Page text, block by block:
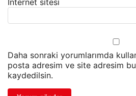
İnternet sitesi
Daha sonraki yorumlarımda
posta adresim ve site adresim bu
kaydedilsin.